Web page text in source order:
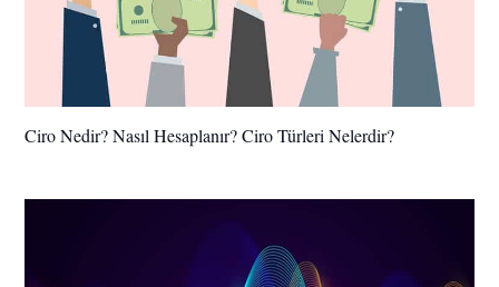
Ciro Nedir? Nasıl Hesaplanır? Ciro Türleri Nelerdir?